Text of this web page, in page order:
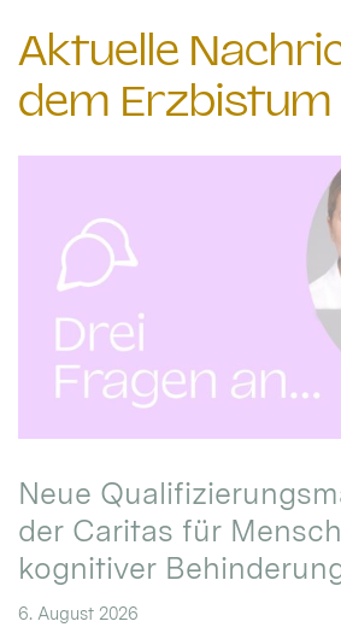
Aktuelle
dem Erzbistum
Neue
der Caritas für
kognitiver
6. August 2026